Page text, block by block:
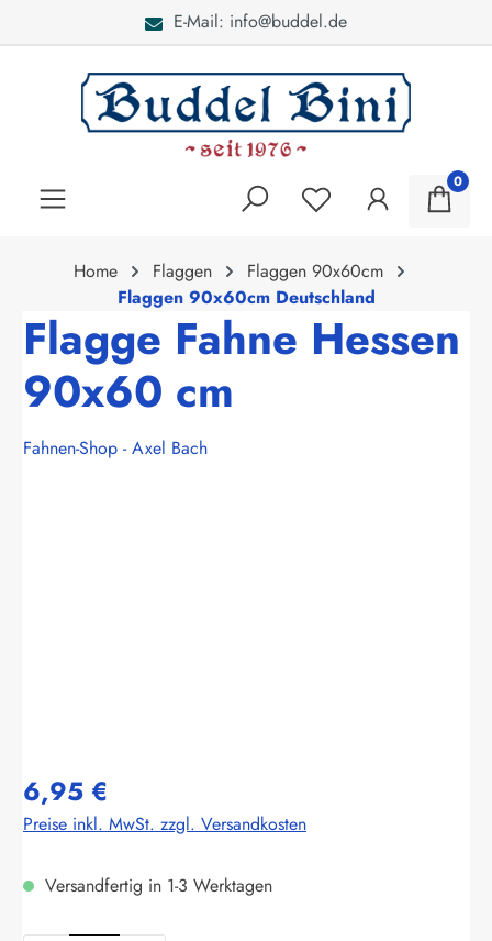
E-Mail: info@buddel.de
0
Home Flaggen
Flaggen 90x60cm
Flaggen 90x60cm Deutschland
Flagge Fahne Hessen
90x60 cm
Fahnen-Shop - Axel Bach
6,95 €
Preise inkl. MwSt. zzgl. Versandkosten
Versandfertig in 1-3 Werktagen